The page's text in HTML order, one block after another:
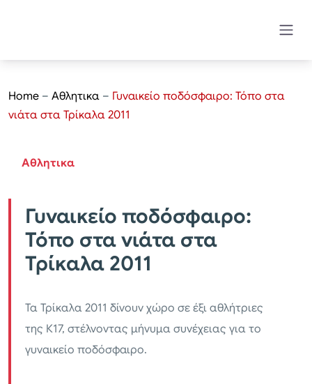
Home – Αθλητικα – Γυναικείο ποδόσφαιρο: Τόπο στα
νιάτα στα Τρίκαλα 2011
Αθλητικα
Γυναικείο ποδόσφαιρο:
Τόπο στα νιάτα στα
Τρίκαλα 2011
Τα Τρίκαλα 2011 δίνουν χώρο σε έξι αθλήτριες
της Κ17, στέλνοντας μήνυμα συνέχειας για το
γυναικείο ποδόσφαιρο.